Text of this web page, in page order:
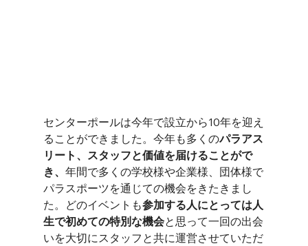
センターポールは今年で設立から10年を迎え
ることができました。今年も多くのパラアス
リート、スタッフと価値を届けることがで
き、 年間で多くの学校様や企業様、団体様で
パラスポーツを通じての機会をきたきまし
た。どのイベントも参加する人にとっては人
生で初めての特別な機会と思って一回の出会
いを大切にスタッフと共に運営させていただ